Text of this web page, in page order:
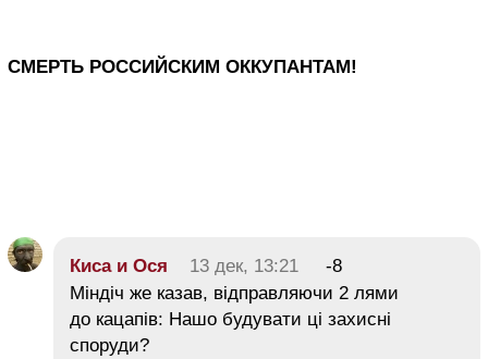
СМЕРТЬ РОССИЙСКИМ ОККУПАНТАМ!
Киса и Ося 13 дек, 13:21
-8
Міндіч же казав, відправляючи 2 лями
до кацапів: Нашо будувати ці захисні
споруди?